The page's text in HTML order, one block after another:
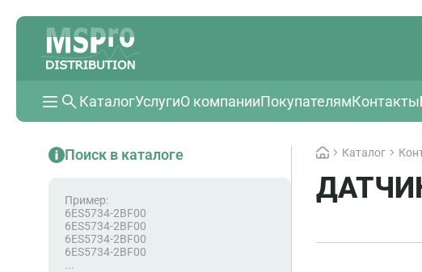
КаталогУслугиО компанииПокупателямКонтакты
Поиск в каталоге
Пример:
6ES5734-2BF00
6ES5734-2BF00
6ES5734-2BF00
6ES5734-2BF00
...
Каталог